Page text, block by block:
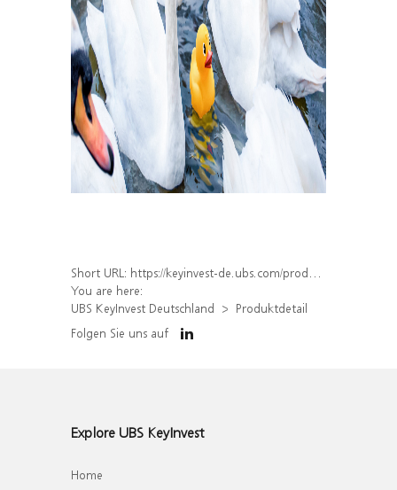
Short URL: https://keyinvest-de.ubs.com/produkt/detail/index/isin/DE000WA35TN8
You are here:
UBS KeyInvest Deutschland
Produktdetail
Folgen Sie uns auf
Explore UBS KeyInvest
Home